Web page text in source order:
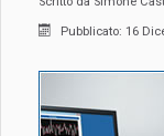
Pubblicato: 16